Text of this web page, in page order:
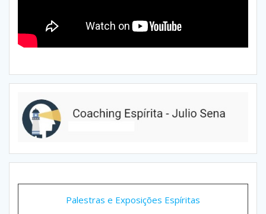
Palestras e Exposições Espíritas